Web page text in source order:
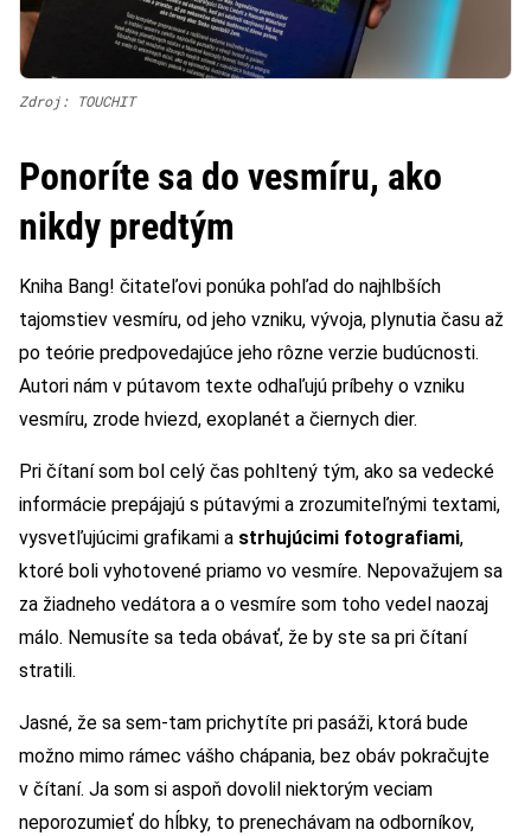
Zdroj: TOUCHIT
Ponoríte sa do vesmíru, ako
nikdy predtým
Kniha Bang! čitateľovi ponúka pohľad do najhlbších
tajomstiev vesmíru, od jeho vzniku, vývoja, plynutia času až
po teórie predpovedajúce jeho rôzne verzie budúcnosti.
Autori nám v pútavom texte odhaľujú príbehy o vzniku
vesmíru, zrode hviezd, exoplanét a čiernych dier.
Pri čítaní som bol celý čas pohltený tým, ako sa vedecké
informácie prepájajú s pútavými a zrozumiteľnými textami,
vysvetľujúcimi grafikami a strhujúcimi fotografiami,
ktoré boli vyhotovené priamo vo vesmíre. Nepovažujem sa
za žiadneho vedátora a o vesmíre som toho vedel naozaj
málo. Nemusíte sa teda obávať, že by ste sa pri čítaní
stratili.
Jasné, že sa sem-tam prichytíte pri pasáži, ktorá bude
možno mimo rámec vášho chápania, bez obáv pokračujte
v čítaní. Ja som si aspoň dovolil niektorým veciam
neporozumieť do hĺbky, to prenechávam na odborníkov,